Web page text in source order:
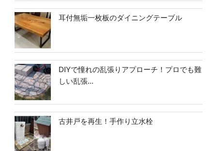
耳付無垢一枚板のダイニングテーブル
DIYで憧れの乱張りアプローチ！プロでも難
しい乱張...
古井戸を再生！手作り立水栓